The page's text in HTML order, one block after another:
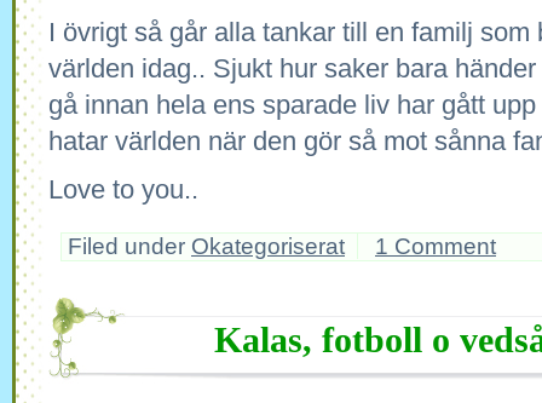
I övrigt så går alla tankar till en familj som
världen idag.. Sjukt hur saker bara
gå innan hela ens sparade liv har gått
hatar världen när den gör så mot sånna
Love to you..
Filed under Okategoriserat 1 Comment
Kalas, fotboll o